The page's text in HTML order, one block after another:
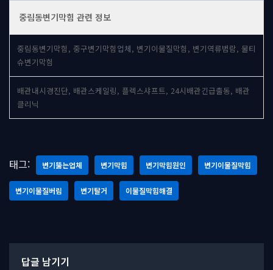
중림동변기막힘 관련 정보
중림동변기막힘, 중구변기막힘업체, 변기이물질막힘, 변기역류범람, 물티
슈변기막힘
배관내시경진단, 배관스케일링, 플렉스샤프트, 24시배관긴급출동, 배관
클리닉
태그: 변기뚫는업체 변기막힘 변기막힘원인 변기이물질막힘
변기이물질버림 변기탈거 이물질막힘해결
답글 남기기